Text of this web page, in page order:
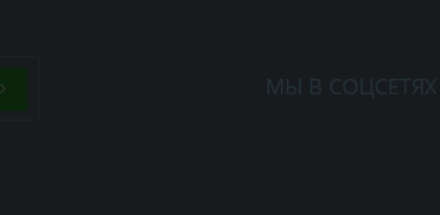
МЫ В СОЦСЕТЯХ